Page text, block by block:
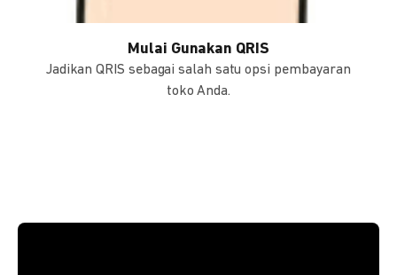
Mulai Gunakan QRIS
Jadikan QRIS sebagai salah satu opsi pembayaran
toko Anda.